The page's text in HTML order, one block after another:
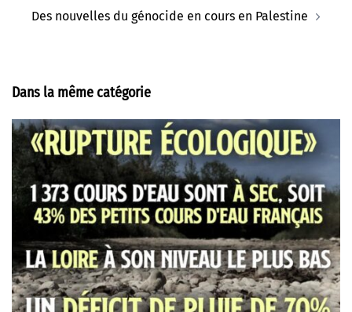
Des nouvelles du génocide en cours en Palestine
Dans la même catégorie